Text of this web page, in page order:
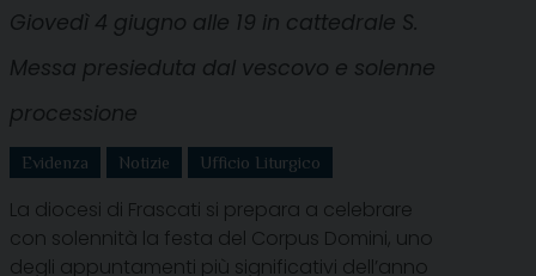
Giovedì 4 giugno alle 19 in cattedrale S.
Messa presieduta dal vescovo e solenne
processione
Evidenza Notizie Ufficio Liturgico
La diocesi di Frascati si prepara a celebrare
con solennità la festa del Corpus Domini, uno
degli appuntamenti più significativi dell’anno